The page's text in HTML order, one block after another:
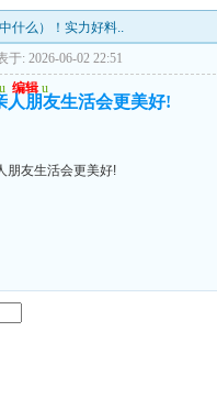
什么）！实力好料..
于: 2026-06-02 22:51
u 编辑 u
人朋友生活会更美好!
朋友生活会更美好!